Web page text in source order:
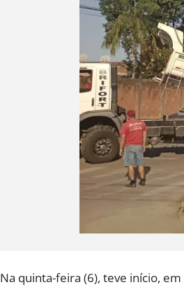
Na quinta-feira (6), teve início,